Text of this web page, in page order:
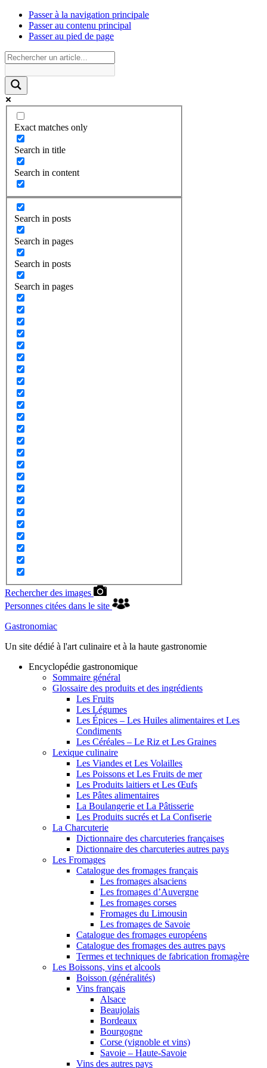
Passer à la navigation principale
Passer au contenu principal
Passer au pied de page
Exact matches only
Search in title
Search in content
Search in posts
Search in pages
Search in posts
Search in pages
Rechercher des images
Personnes citées dans le site
Gastronomiac
Un site dédié à l'art culinaire et à la haute gastronomie
Encyclopédie gastronomique
Sommaire général
Glossaire des produits et des ingrédients
Les Fruits
Les Légumes
Les Épices – Les Huiles alimentaires et Les
Condiments
Les Céréales – Le Riz et Les Graines
Lexique culinaire
Les Viandes et Les Volailles
Les Poissons et Les Fruits de mer
Les Produits laitiers et Les Œufs
Les Pâtes alimentaires
La Boulangerie et La Pâtisserie
Les Produits sucrés et La Confiserie
La Charcuterie
Dictionnaire des charcuteries françaises
Dictionnaire des charcuteries autres pays
Les Fromages
Catalogue des fromages français
Les fromages alsaciens
Les fromages d’Auvergne
Les fromages corses
Fromages du Limousin
Les fromages de Savoie
Catalogue des fromages européens
Catalogue des fromages des autres pays
Termes et techniques de fabrication fromagère
Les Boissons, vins et alcools
Boisson (généralités)
Vins français
Alsace
Beaujolais
Bordeaux
Bourgogne
Corse (vignoble et vins)
Savoie – Haute-Savoie
Vins des autres pays